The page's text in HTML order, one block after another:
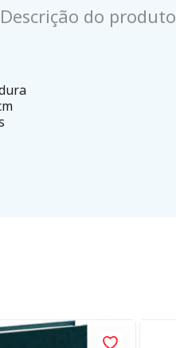
Descrição do produto